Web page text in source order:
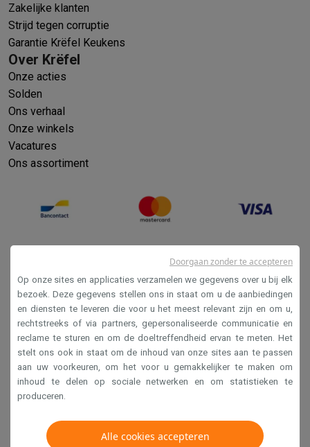
Zakelijke klanten
Strijd tegen corruptie
Garantie Krëfel Keukens
Over Krëfel
Onze acties
Solden
Ons verhaal
Onze winkels
Vacatures
Ons assortiment
Verkoopsvoorwaarden
Privacy
Disclaimer
Cookies
Krëfel NV - Steenstraat 44 - Industriezone 4 "T Sas",
Op onze sites en applicaties verzamelen we gegevens over u bij elk
bezoek. Deze gegevens stellen ons in staat om u de aanbiedingen
en diensten te leveren die voor u het meest relevant zijn en om u,
rechtstreeks of via partners, gepersonaliseerde communicatie en
reclame te sturen en om de doeltreffendheid ervan te meten. Het
stelt ons ook in staat om de inhoud van onze sites aan te passen
aan uw voorkeuren, om het voor u gemakkelijker te maken om
inhoud te delen op sociale netwerken en om statistieken te
produceren.
Alle cookies accepteren
Doorgaan zonder te accepteren